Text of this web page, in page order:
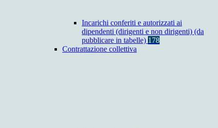
Incarichi conferiti e autorizzati ai
dipendenti (dirigenti e non dirigenti) (da
pubblicare in tabelle) 178
Contrattazione collettiva